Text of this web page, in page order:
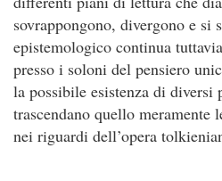
sovrappongono, divergono e
epistemologico continua
presso i soloni del pensiero
la possibile esistenza di diversi
trascendano quello meramente
nei riguardi dell’opera